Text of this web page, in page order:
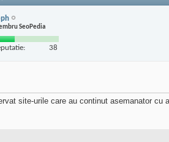
SeoPedia
38
site-urile care au continut asemanator